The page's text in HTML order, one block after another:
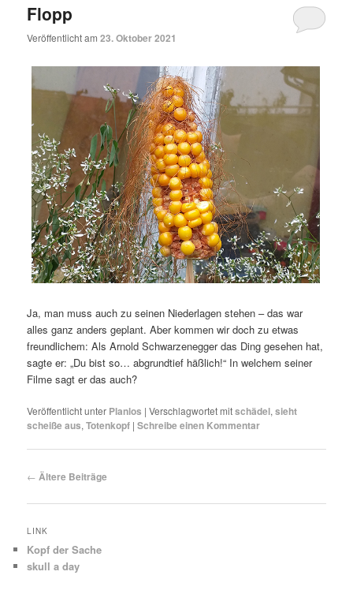
Flopp
Veröffentlicht am23. Oktober 2021
Ja, man muss auch zu seinen Niederlagen stehen – das war
alles ganz anders geplant. Aber kommen wir doch zu etwas
freundlichem: Als Arnold Schwarzenegger das Ding gesehen hat,
sagte er: „Du bist so… abgrundtief häßlich!“ In welchem seiner
Filme sagt er das auch?
Veröffentlicht unter Planlos |Verschlagwortet mitschädel,sieht
scheiße aus,Totenkopf |Schreibe einen Kommentar
Beitrags-
← Ältere Beiträge
LINK
Kopf der Sache
skull a day